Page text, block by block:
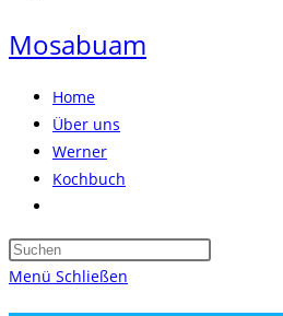
Mosabuam
Home
Über uns
Werner
Kochbuch
umschalten
Press
Menü Schließen